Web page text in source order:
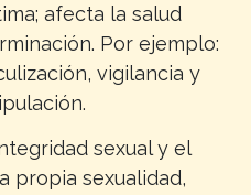
afecta la salud
Por ejemplo:
vigilancia y
sexual y el
propia sexualidad,